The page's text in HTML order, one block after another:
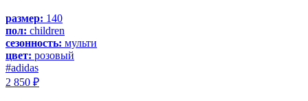
размер: 140
пол: children
сезонность: мульти
цвет: розовый
#adidas
2 850 ₽